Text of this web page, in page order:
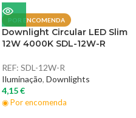
POR ENCOMENDA
Downlight Circular LED Slim
12W 4000K SDL-12W-R
REF: SDL-12W-R
Iluminação, Downlights
4,15€
◉ Por encomenda